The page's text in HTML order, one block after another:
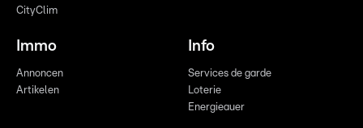
CityClim
Immo
Annoncen
Artikelen
Info
Services de garde
Loterie
Energieauer